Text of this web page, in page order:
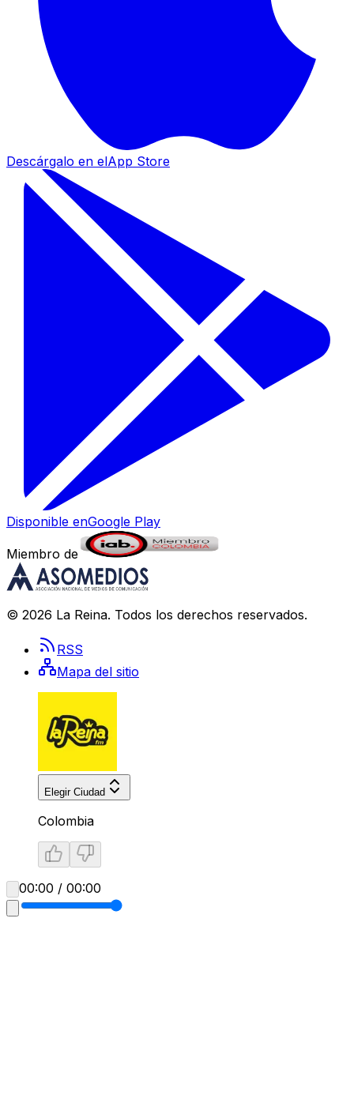
Descárgalo en elApp Store
Disponible enGoogle Play
Miembro de
© 2026 La Reina. Todos los derechos reservados.
RSS
Mapa del sitio
Elegir Ciudad
Colombia
00:00 / 00:00